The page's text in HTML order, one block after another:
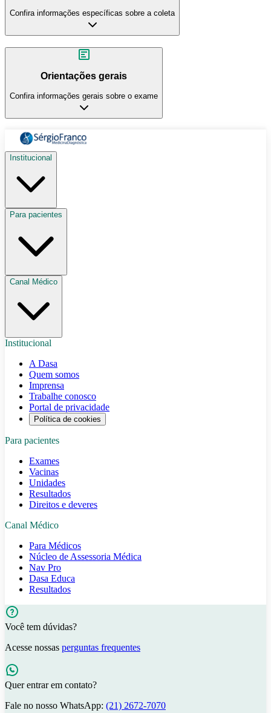
Confira informações específicas sobre a coleta
Orientações gerais
Confira informações gerais sobre o exame
Institucional
Para pacientes
Canal Médico
Institucional
A Dasa
Quem somos
Imprensa
Trabalhe conosco
Portal de privacidade
Política de cookies
Para pacientes
Exames
Vacinas
Unidades
Resultados
Direitos e deveres
Canal Médico
Para Médicos
Núcleo de Assessoria Médica
Nav Pro
Dasa Educa
Resultados
Você tem dúvidas?
Acesse nossas perguntas frequentes
Quer entrar em contato?
Fale no nosso WhatsApp: (21) 2672-7070